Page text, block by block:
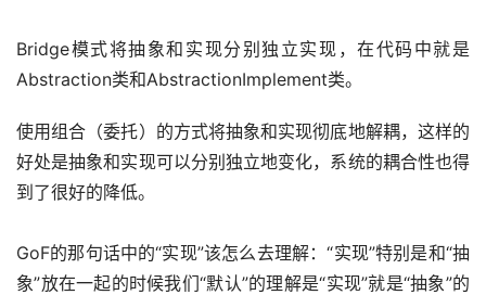
Bridge模式将抽象和实现分别独立实现，在代码中就是
Abstraction类和AbstractionImplement类。
使用组合（委托）的方式将抽象和实现彻底地解耦，这样的
好处是抽象和实现可以分别独立地变化，系统的耦合性也得
到了很好的降低。
GoF的那句话中的“实现”该怎么去理解：“实现”特别是和“抽
象”放在一起的时候我们“默认”的理解是“实现”就是“抽象”的